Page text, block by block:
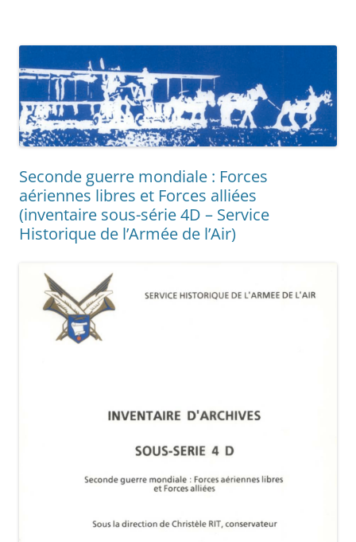
Seconde guerre mondiale : Forces
aériennes libres et Forces alliées
(inventaire sous-série 4D – Service
Historique de l’Armée de l’Air)